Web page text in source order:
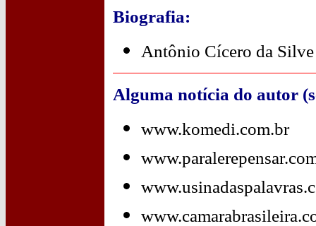
Biografia:
Antônio Cícero da Silve
Alguma notícia do autor
www.komedi.com.br